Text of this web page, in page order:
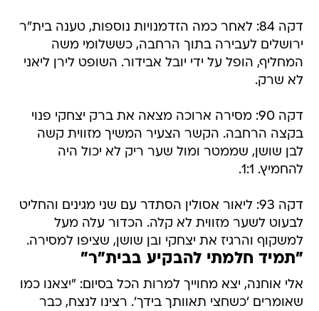
דקה 84: לאחר כמה הזדמנויות נוספות, טענה בית"ר
ירושלים לעבירה בתוך הרחבה, כששלומי משה
המחליף, הופל על ידי יובל אבידור. השופט לירן ליאני
לא שרק.
דקה 90: מסירה ארוכה מצאה את ברק יצחקי פנוי
בקצה הרחבה. הקשר הצעיר המשיך מזווית קשה
לבן שושן, שממטר ומול שער ריק לא יכול היה
להחמיץ. 1:1.
דקה 93: ליאור אסולין הסתדר עם שני מגינים והחליט
לבעוט לשער מזווית לא קלה. הכדור עלה מעל
למשקוף והרגיז את יצחקי ובן שושן, שציפו למסירה.
"תמיד חלמתי להבקיע בבית"ר"
אלי אוחנה, יצא מחוייך למרות הכל בסיום: "יצאנו כמו
שאומרים 'כשחצי תאוותך בידך'. רצינו לנצח, כבר